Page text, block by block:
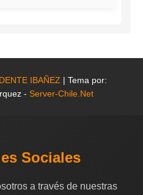
IBAÑEZ | Tema por:
- Server-Chile.Net
Sociales
a través de nuestras